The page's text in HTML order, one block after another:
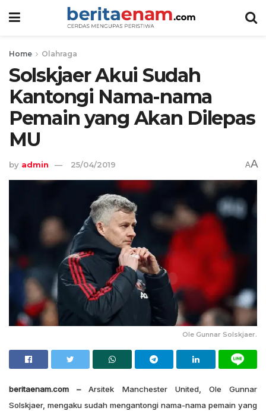
Home Olahraga
Solskjaer Akui Sudah
Kantongi Nama-nama
Pemain yang Akan Dilepas
MU
by admin 25/04/2019 AA
Ole Gunnar Solskjaer.
beritaenam.com –Arsitek Manchester United, Ole Gunnar
Solskjaer, mengaku sudah mengantongi nama-nama pemain yang